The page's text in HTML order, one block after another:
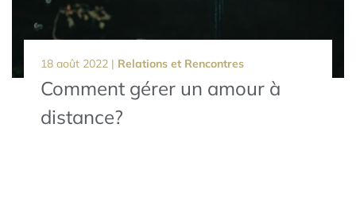
18 août 2022 | Relations et Rencontres
Comment gérer un amour à
distance?